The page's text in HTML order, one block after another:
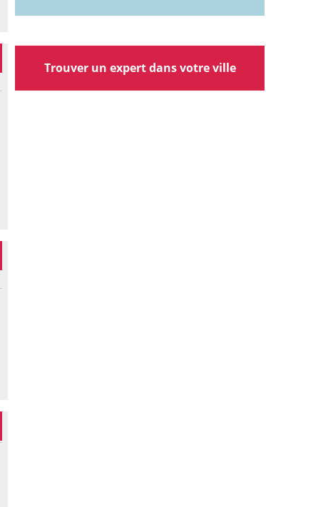
Trouver un expert dans votre ville